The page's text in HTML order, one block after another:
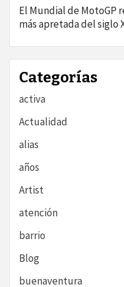
El Mundial de
más apretada del siglo
Categorías
activa
Actualidad
alias
años
Artist
atención
barrio
Blog
buenaventura